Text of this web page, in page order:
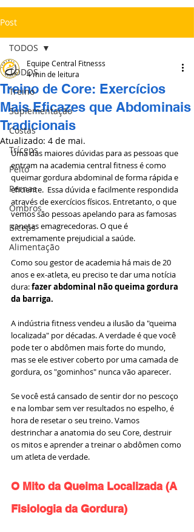
Post
TODOS
Treino
Suplementação
Costas
Tríceps
Peito
Pernas
Ombros
Bíceps
Alimentação
TODOS
Treino de Core: Exercícios
Mais Eficazes que Abdominais
Tradicionais
Equipe Central Fitnesss
4 min de leitura
Atualizado: 4 de mai.
Uma das maiores dúvidas para as pessoas que
entram na academia central fitness é como
queimar gordura abdominal de forma rápida e
eficiente.  Essa dúvida e facilmente respondida
através de exercícios físicos. Entretanto, o que
vemos são pessoas apelando para as famosas
canetas emagrecedoras. O que é
extremamente prejudicial a saúde.
Como sou gestor de academia há mais de 20
anos e ex-atleta, eu preciso te dar uma notícia
dura: fazer abdominal não queima gordura
da barriga.
A indústria fitness vendeu a ilusão da "queima
localizada" por décadas. A verdade é que você
pode ter o abdômen mais forte do mundo,
mas se ele estiver coberto por uma camada de
gordura, os "gominhos" nunca vão aparecer.
Se você está cansado de sentir dor no pescoço
e na lombar sem ver resultados no espelho, é
hora de resetar o seu treino. Vamos
destrinchar a anatomia do seu Core, destruir
os mitos e aprender a treinar o abdômen como
um atleta de verdade.
O Mito da Queima Localizada (A
Fisiologia da Gordura)